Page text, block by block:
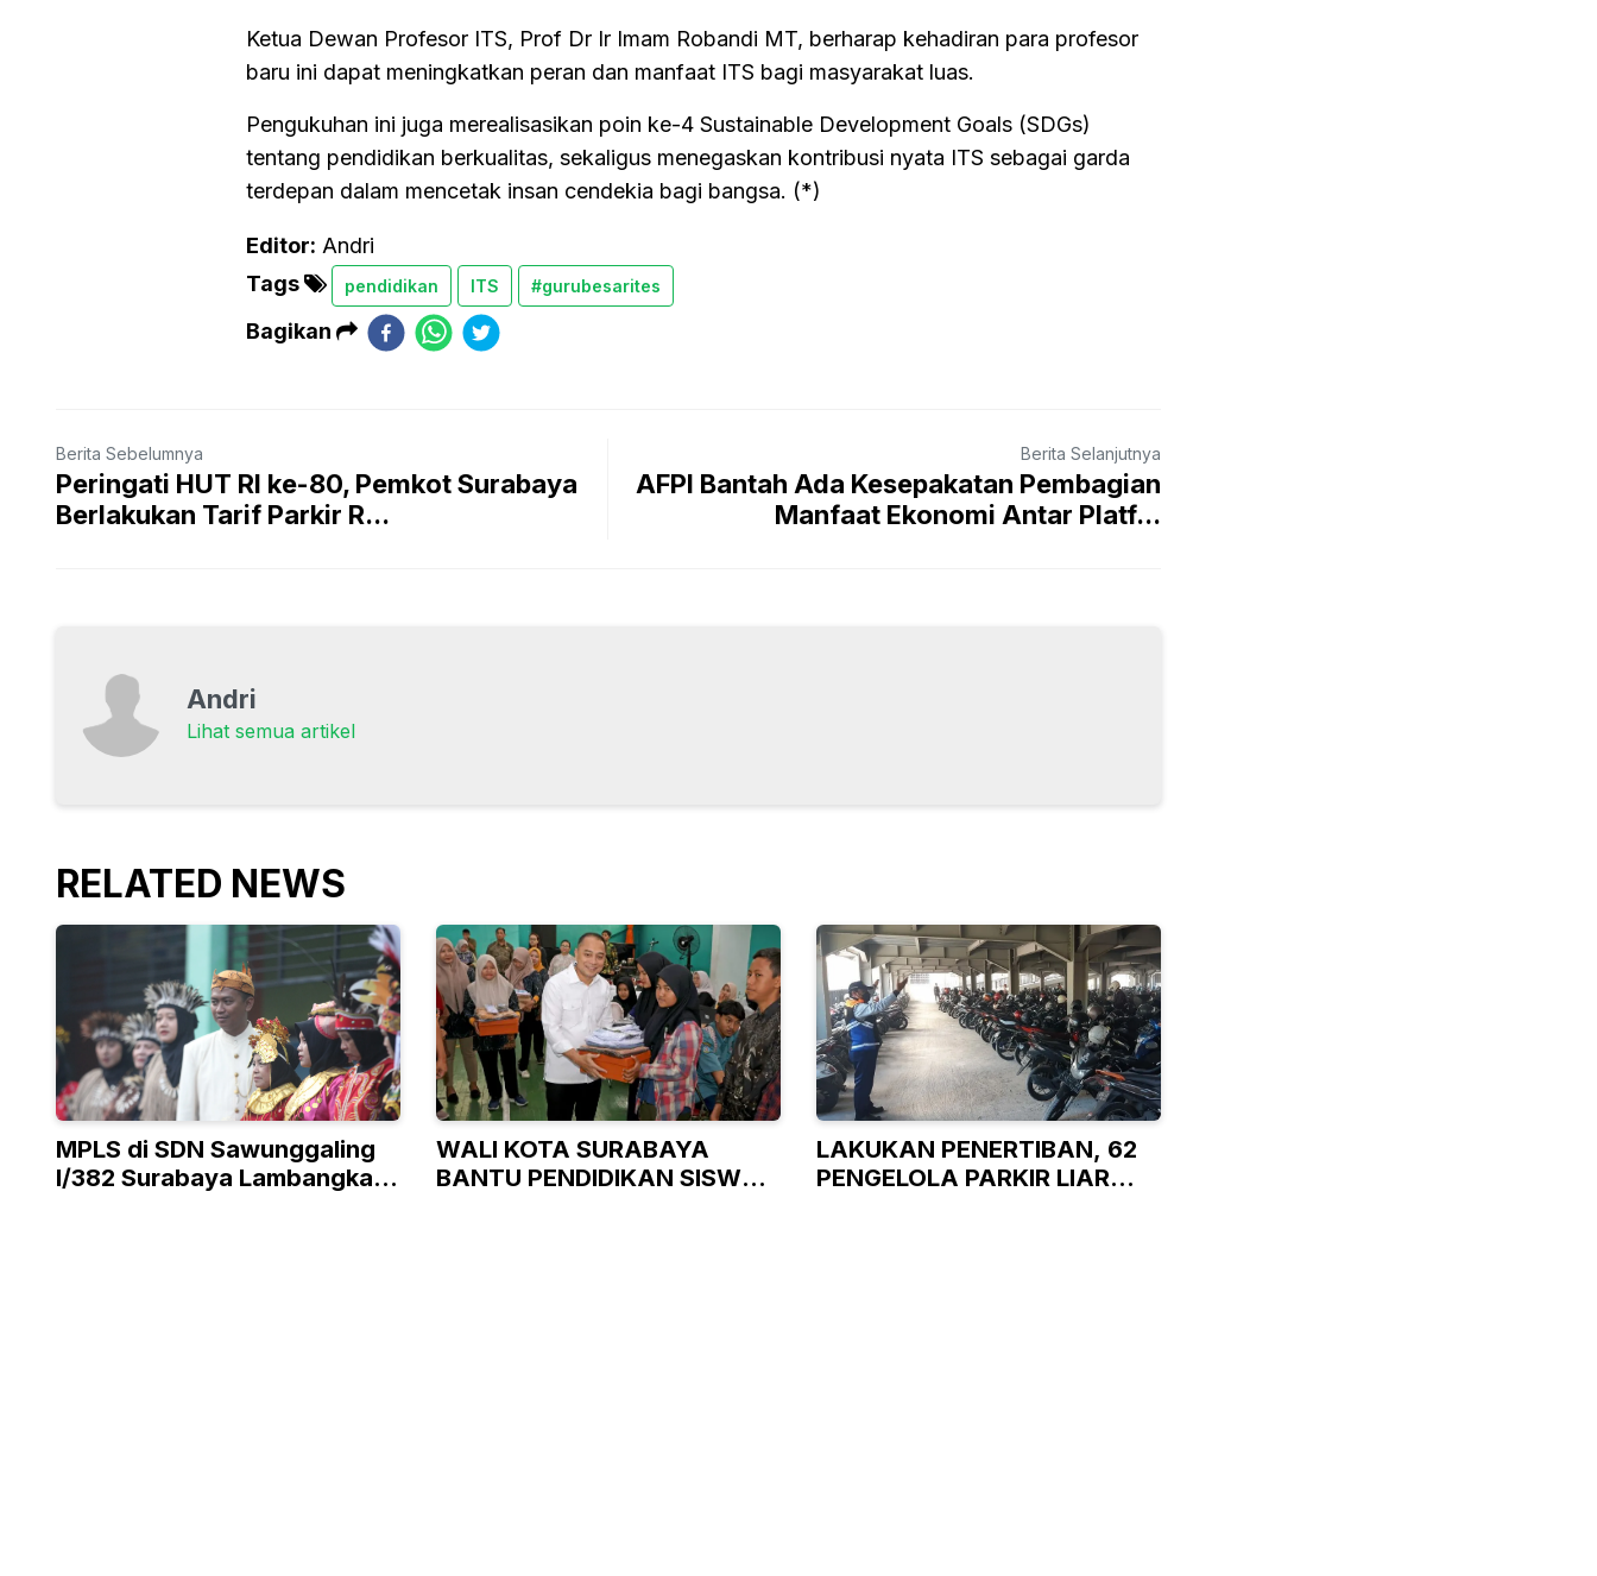
Ketua Dewan Profesor ITS, Prof Dr Ir Imam Robandi MT, berharap kehadiran para profesor
baru ini dapat meningkatkan peran dan manfaat ITS bagi masyarakat luas.
Pengukuhan ini juga merealisasikan poin ke-4 Sustainable Development Goals (SDGs)
tentang pendidikan berkualitas, sekaligus menegaskan kontribusi nyata ITS sebagai garda
terdepan dalam mencetak insan cendekia bagi bangsa. (*)
Editor: Andri
Tags
pendidikan ITS #gurubesarites
Bagikan
Berita Sebelumnya
Peringati HUT RI ke-80, Pemkot Surabaya
Berlakukan Tarif Parkir R...
Berita Selanjutnya
AFPI Bantah Ada Kesepakatan Pembagian
Manfaat Ekonomi Antar Platf...
Andri
Lihat semua artikel
RELATED NEWS
MPLS di SDN Sawunggaling
I/382 Surabaya Lambangkan
WALI KOTA SURABAYA
BANTU PENDIDIKAN SISWA
LAKUKAN PENERTIBAN, 62
PENGELOLA PARKIR LIAR